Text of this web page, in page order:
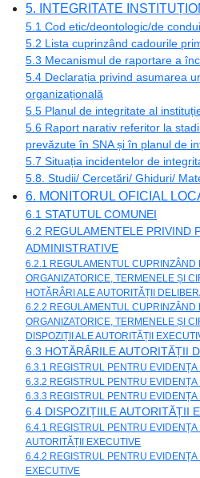
5. INTEGRITATE
5.1 Cod etic/deontologic/de
5.2 Lista cuprinzând cadourile
5.3 Mecanismul de raportare a
5.4 Declarația privind asumarea
organizațională
5.5 Planul de integritate al
5.6 Raport narativ referitor la
prevăzute în SNA și în planul de
5.7 Situația incidentelor de
5.8. Studii/ Cercetări/ Ghiduri/
6. MONITORUL OFICIAL
6.1 STATUTUL COMUNEI
6.2 REGULAMENTELE PRIVIND
ADMINISTRATIVE
6.2.1 REGULAMENTUL CUPRINZÂND
ORGANIZATORICE, TERMENELE ȘI
HOTĂRÂRI ALE AUTORITĂȚII
6.2.2 REGULAMENTUL CUPRINZÂND
ORGANIZATORICE, TERMENELE ȘI
DISPOZIȚII ALE AUTORITĂȚII
6.3 HOTĂRÂRILE AUTORITĂȚII
6.3.1 REGISTRUL PENTRU
6.3.2 REGISTRUL PENTRU EVIDENȚA
6.3.3 REGISTRUL PENTRU
6.4 DISPOZIȚIILE AUTORITĂȚII
6.4.1 REGISTRUL PENTRU
AUTORITĂȚII EXECUTIVE
6.4.2 REGISTRUL PENTRU EVIDENȚA
EXECUTIVE